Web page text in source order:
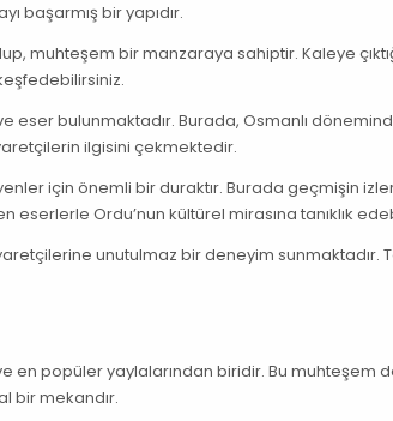
başarmış bir yapıdır.
muhteşem bir manzaraya sahiptir. Kaleye
bulunmaktadır. Burada, Osmanlı
ilgisini çekmektedir.
için önemli bir duraktır. Burada geçmişin
Ordu’nun kültürel mirasına tanıklık
unutulmaz bir deneyim sunmaktadır.
en popüler yaylalarından biridir. Bu muhteşem
bir mekandır.